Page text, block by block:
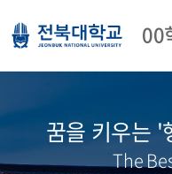
00
꿈을 키우는 '
The